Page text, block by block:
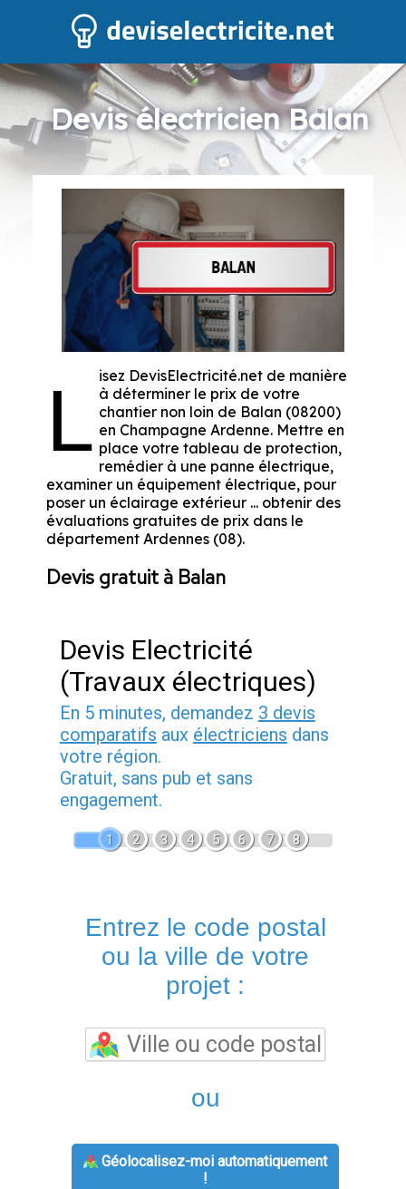
Devis électricien Balan
L isez DevisElectricité.net de manière
à déterminer le prix de votre
chantier non loin de Balan (08200)
en Champagne Ardenne. Mettre en
place votre tableau de protection,
remédier à une panne électrique,
examiner un équipement électrique, pour
poser un éclairage extérieur ... obtenir des
évaluations gratuites de prix dans le
département Ardennes (08).
Devis gratuit à Balan
Devis Electricité
(Travaux électriques)
En 5 minutes, demandez 3 devis
comparatifs aux électriciens dans
votre région.
Gratuit, sans pub et sans
engagement.
1 2 3 4 5 6 7 8
Entrez le code postal
ou la ville de votre
projet :
ou
Géolocalisez-moi automatiquement
!